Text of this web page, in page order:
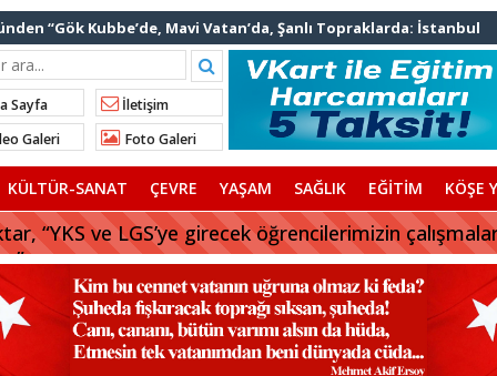
“Gök Kubbe’de, Mavi Vatan’da, Şanlı Topraklarda: İstanbul
Çerkez AK Parti’ye katıldı
AK Parti’ye katılıyor
Sayfa
İletişim
Galeri
Foto Galeri
KÜLTÜR-SANAT ÇEVRE YAŞAM SAĞLIK EĞİTİM KÖŞE
“YKS ve LGS’ye girecek öğrencilerimizin